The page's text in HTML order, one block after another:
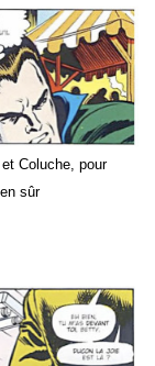
Coluche, pour
sûr